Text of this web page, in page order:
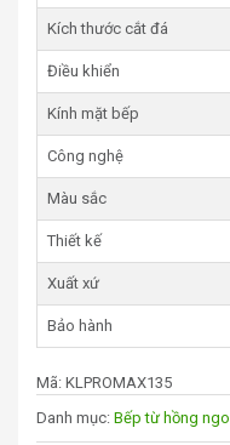
Trọng lượng
Hãng sản xuất
Nơi sản xuất
Bảo hành
2. Các tính năng
hồng ngoại Kieler
Công nghệ kết
ngoại Kieler KL-
trong khi vùng
loại nồi khác nhau.
Kích thước cắt đá
Điều khiển
Kính mặt bếp
Công nghệ
Màu sắc
Thiết kế
Xuất xứ
Bảo hành
Mã: KLPROMAX135
Danh mục: Bếp từ hồng